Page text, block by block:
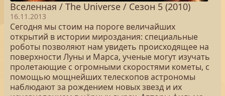
Вселенная / The Universe / Сезон 5 (2010)
16.11.2013
Сегодня мы стоим на пороге величайших
открытий в истории мироздания: специальные
роботы позволяют нам увидеть происходящее на
поверхности Луны и Марса, ученые могут изучать
пролетающие с огромными скоростями кометы, с
помощью мощнейших телескопов астрономы
наблюдают за рождением новых звезд и их